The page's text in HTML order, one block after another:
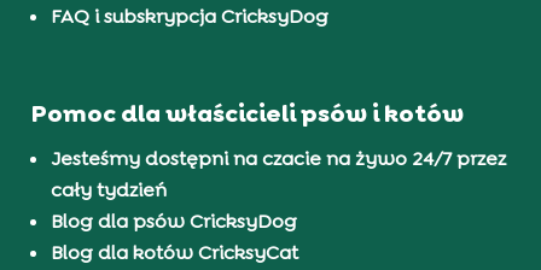
FAQ i subskrypcja CricksyDog
Pomoc dla właścicieli psów i kotów
Jesteśmy dostępni na czacie na żywo 24/7 przez
cały tydzień
Blog dla psów CricksyDog
Blog dla kotów CricksyCat